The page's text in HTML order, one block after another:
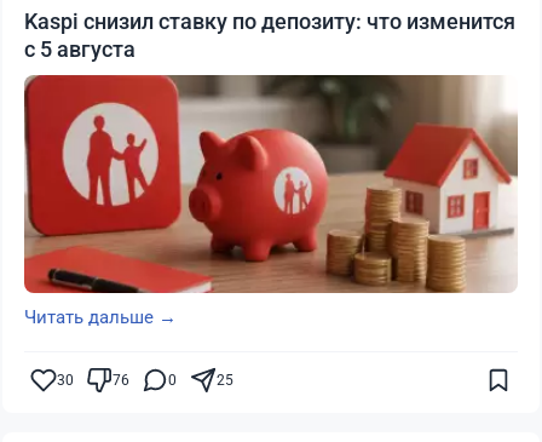
Kaspi снизил ставку по депозиту: что изменится
с 5 августа
Читать дальше →
30 76 0 25